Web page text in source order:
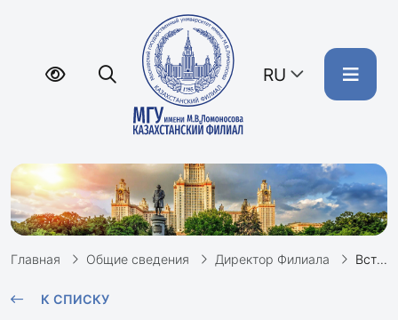
RU
Главная Общие сведения Директор Филиала Встреча А.В. Сидоровича с министром науки и высшего образования РК Саясатом Нурбеком
К СПИСКУ